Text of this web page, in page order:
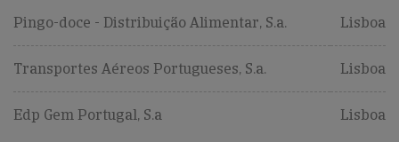
Pingo-doce - Distribuição Alimentar, S.a. Lisboa
Transportes Aéreos Portugueses, S.a. Lisboa
Edp Gem Portugal, S.a Lisboa